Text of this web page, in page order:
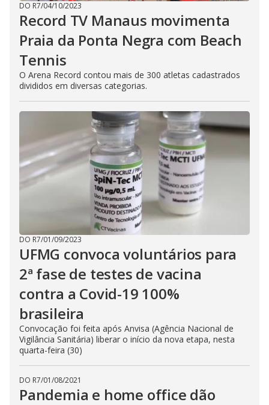
DO R7/04/10/2023
Record TV Manaus movimenta
Praia da Ponta Negra com Beach
Tennis
O Arena Record contou mais de 300 atletas cadastrados
divididos em diversas categorias.
DO R7/01/09/2023
UFMG convoca voluntários para
2ª fase de testes de vacina
contra a Covid-19 100%
brasileira
Convocação foi feita após Anvisa (Agência Nacional de
Vigilância Sanitária) liberar o início da nova etapa, nesta
quarta-feira (30)
DO R7/01/08/2021
Pandemia e home office dão